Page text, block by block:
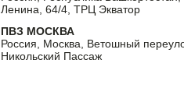
Ленина, 64/4, ТРЦ Экватор
ПВЗ МОСКВА
Россия, Москва, Ветошный
Никольский Пассаж